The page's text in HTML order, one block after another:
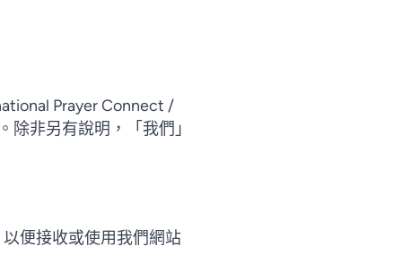
Prayer Connect /
除非另有說明，「我們」
便接收或使用我們網站